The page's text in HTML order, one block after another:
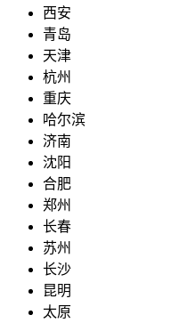
西安
青岛
天津
杭州
重庆
哈尔滨
济南
沈阳
合肥
郑州
长春
苏州
长沙
昆明
太原